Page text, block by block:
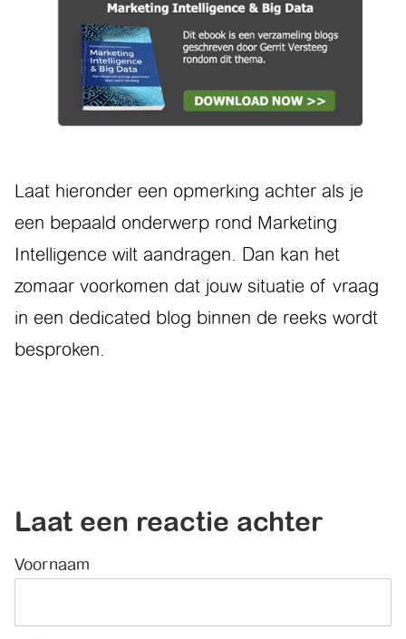
Laat hieronder een opmerking achter als je
een bepaald onderwerp rond Marketing
Intelligence wilt aandragen. Dan kan het
zomaar voorkomen dat jouw situatie of vraag
in een dedicated blog binnen de reeks wordt
besproken.
Laat een reactie achter
Voornaam